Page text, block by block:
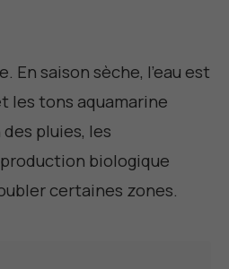
En saison sèche, l'eau est
les tons aquamarine
pluies, les
biologique
certaines zones.